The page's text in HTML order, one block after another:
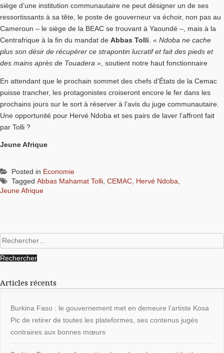
siège d’une institution communautaire ne peut désigner un de ses
ressortissants à sa tête, le poste de gouverneur va échoir, non pas au
Cameroun – le siège de la BEAC se trouvant à Yaoundé –, mais à la
Centrafrique à la fin du mandat de Abbas Tolli. « Ndoba ne cache
plus son désir de récupérer ce strapontin lucratif et fait des pieds et
des mains après de Touadera », soutient notre haut fonctionnaire
En attendant que le prochain sommet des chefs d’États de la Cemac
puisse trancher, les protagonistes croiseront encore le fer dans les
prochains jours sur le sort à réserver à l’avis du juge communautaire.
Une opportunité pour Hervé Ndoba et ses pairs de laver l’affront fait
par Tolli ?
Jeune Afrique
Posted in Economie
Tagged Abbas Mahamat Tolli CEMAC Hervé Ndoba
Jeune Afrique
Rechercher :
Articles récents
Burkina Faso : le gouvernement met en demeure l’artiste Kosa
Pic de retirer de toutes les plateformes, ses contenus jugés
contraires aux bonnes mœurs